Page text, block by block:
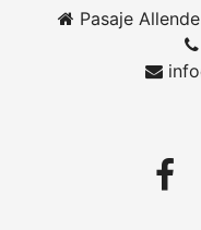
Pasaje